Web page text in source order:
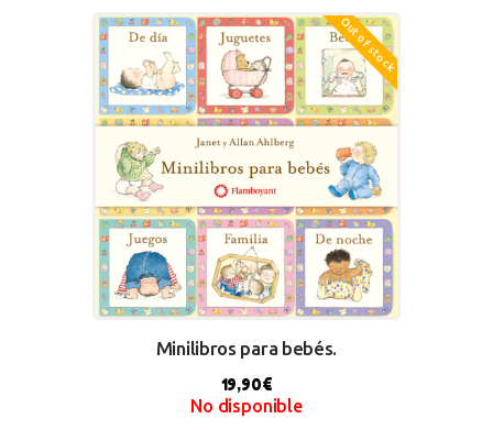
Out of stock
Minilibros para bebés.
19,90€
No disponible